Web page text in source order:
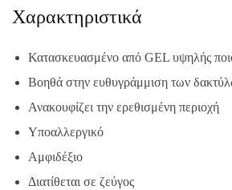
Χαρακτηριστικά
Κατασκευασμένο από GEL υψηλής
Βοηθά στην ευθυγράμμιση των
Ανακουφίζει την ερεθισμένη περιοχή
Υποαλλεργικό
Αμφιδέξιο
Διατίθεται σε ζεύγος